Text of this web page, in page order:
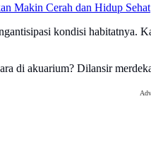
Makin Cerah dan Hidup Sehat
kondisi habitatnya.
di akuarium? Dilansir